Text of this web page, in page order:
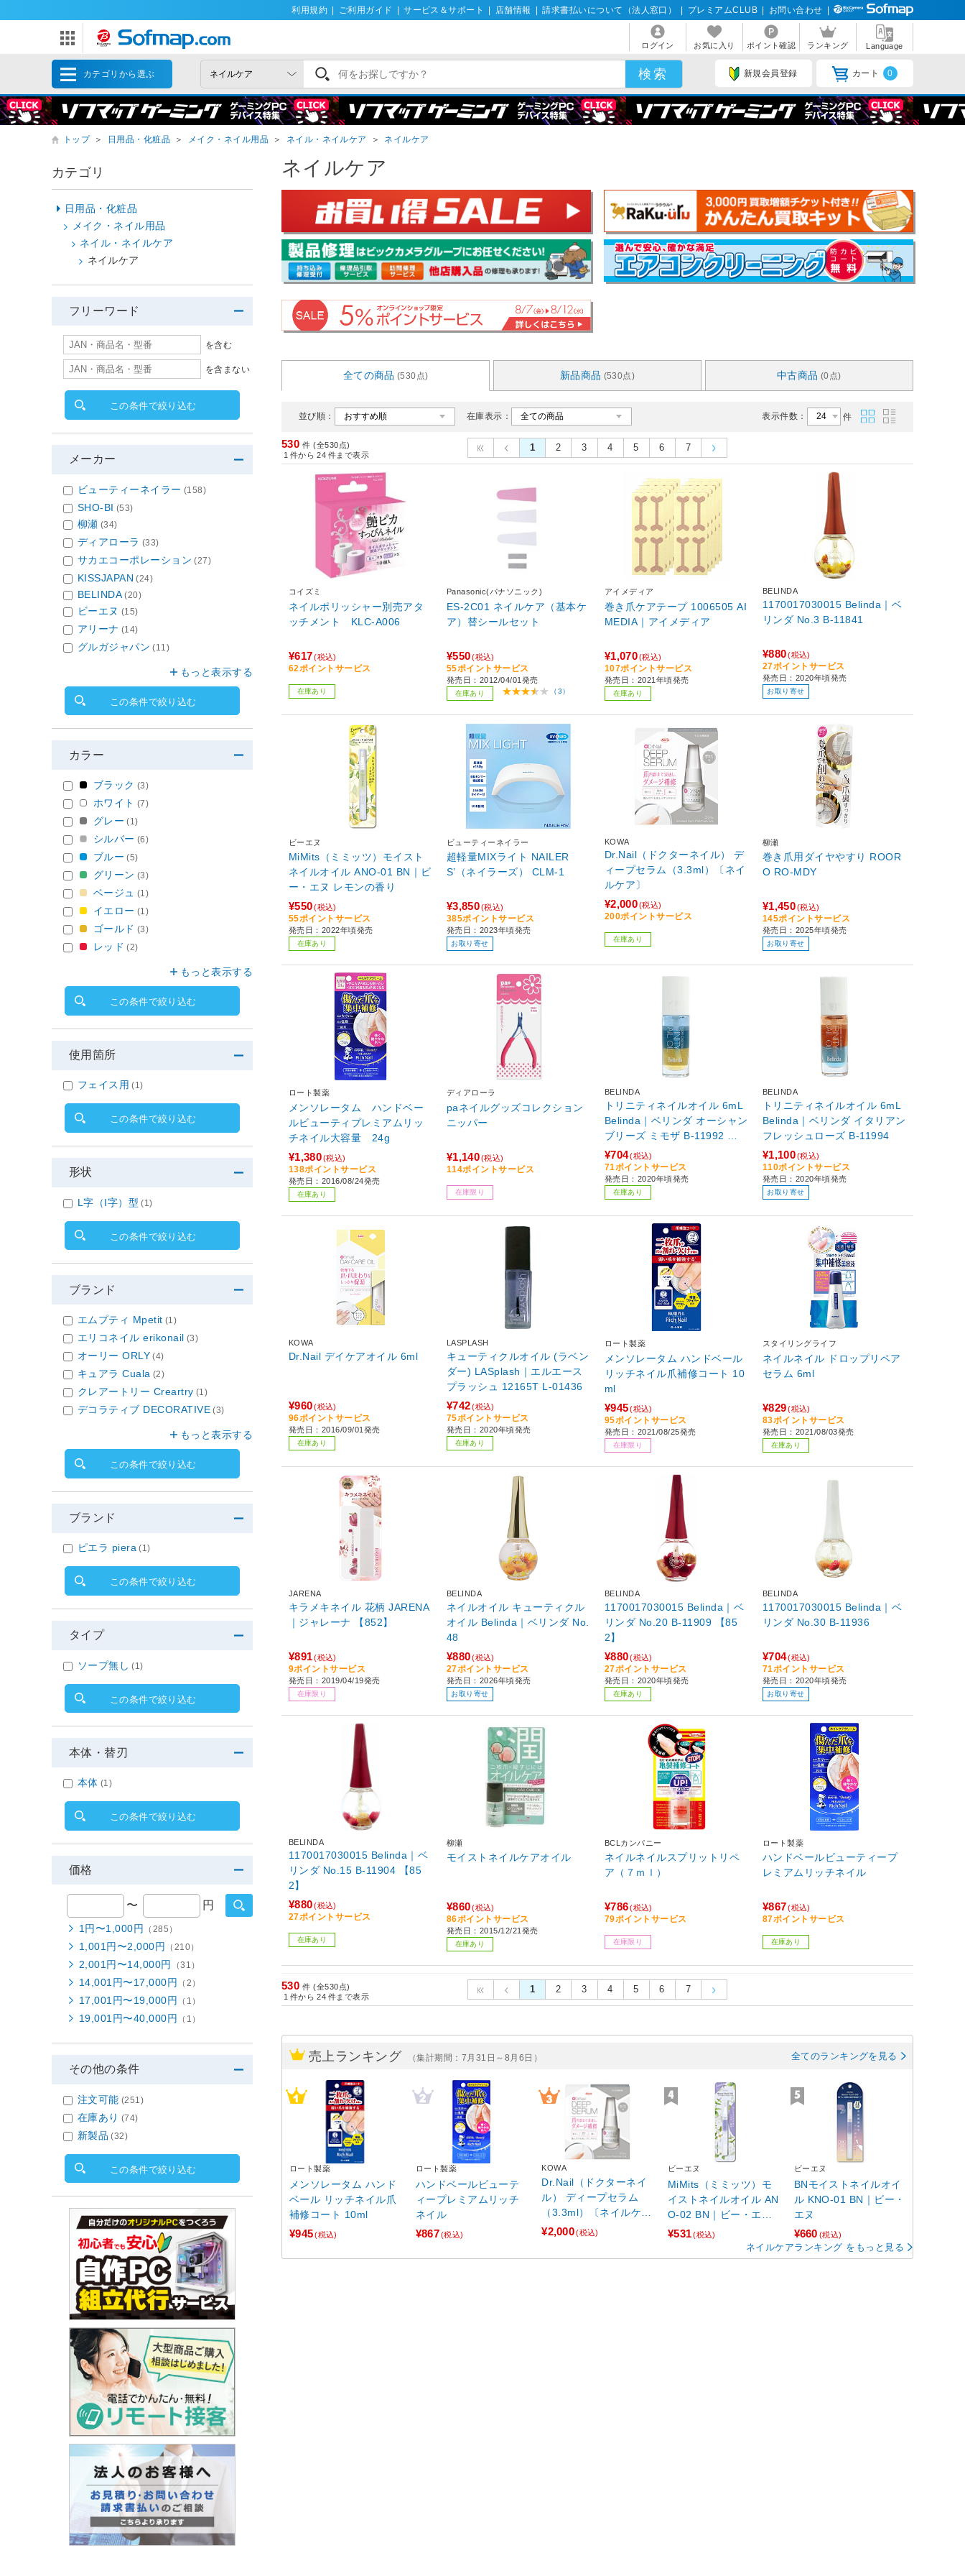
利用規約 ご利用ガイド サービス＆サポート 店舗情報 請求書払いについて（法人窓口） プレミアムCLUB お問い合わせ
ログイン お気に入り ポイント確認 ランキング Language
カテゴリから選ぶ 新規会員登録 カート 0
トップ ＞ 日用品・化粧品 ＞ メイク・ネイル用品 ＞ ネイル・ネイルケア ＞ ネイルケア
ネイルケア
全ての商品 (530点) 新品商品 (530点) 中古商品 (0点)
並び順： 在庫表示： 表示件数： 件
530 件 (全530点)
1 件から 24 件まで表示
1 2 3 4 5 6 7
コイズミ
ネイルポリッシャー別売アタ
ッチメント KLC-A006
¥617 (税込)
62ポイントサービス
在庫あり
Panasonic(パナソニック)
ES-2C01 ネイルケア（基本ケ
ア）替シールセット
¥550 (税込)
55ポイントサービス
発売日：2012/04/01発売
在庫あり （3）
アイメディア
巻き爪ケアテープ 1006505 AI
MEDIA｜アイメディア
¥1,070(税込)
107ポイントサービス
発売日：2021年頃発売
在庫あり
BELINDA
1170017030015 Belinda｜ベ
リンダ No.3 B-11841
¥880 (税込)
27ポイントサービス
発売日：2020年頃発売
お取り寄せ
ビーエヌ
MiMits（ミミッツ）モイスト
ネイルオイル ANO-01 BN｜ビ
ー・エヌ レモンの香り
¥550 (税込)
55ポイントサービス
発売日：2022年頃発売
在庫あり
ビューティーネイラー
超軽量MIXライト NAILER
S’（ネイラーズ） CLM-1
¥3,850(税込)
385ポイントサービス
発売日：2023年頃発売
お取り寄せ
KOWA
Dr.Nail（ドクターネイル） デ
ィープセラム（3.3ml）〔ネイ
ルケア〕
¥2,000(税込)
200ポイントサービス
在庫あり
柳瀬
巻き爪用ダイヤやすり ROOR
O RO-MDY
¥1,450(税込)
145ポイントサービス
発売日：2025年頃発売
お取り寄せ
ロート製薬
メンソレータム ハンドベー
ルビューティプレミアムリッ
チネイル大容量 24g
¥1,380(税込)
138ポイントサービス
発売日：2016/08/24発売
在庫あり
ディアローラ
paネイルグッズコレクション
ニッパー
¥1,140(税込)
114ポイントサービス
在庫限り
BELINDA
トリニティネイルオイル 6mL
Belinda｜ベリンダ オーシャン
ブリーズ ミモザ B-11992 【8
52】
¥704(税込)
71ポイントサービス
発売日：2020年頃発売
在庫あり
BELINDA
トリニティネイルオイル 6mL
Belinda｜ベリンダ イタリアン
フレッシュローズ B-11994
¥1,100(税込)
110ポイントサービス
発売日：2020年頃発売
お取り寄せ
KOWA
Dr.Nail デイケアオイル 6ml
¥960 (税込)
96ポイントサービス
発売日：2016/09/01発売
在庫あり
LASPLASH
キューティクルオイル (ラベン
ダー) LASplash｜エルエース
プラッシュ 12165T L-01436
¥742 (税込)
75ポイントサービス
発売日：2020年頃発売
在庫あり
ロート製薬
メンソレータム ハンドベール
リッチネイル爪補修コート 10
ml
¥945 (税込)
95ポイントサービス
発売日：2021/08/25発売
在庫限り
スタイリングライフ
ネイルネイル ドロップリペア
セラム 6ml
¥829 (税込)
83ポイントサービス
発売日：2021/08/03発売
在庫あり
JARENA
キラメキネイル 花柄 JARENA
｜ジャレーナ 【852】
¥891 (税込)
9ポイントサービス
発売日：2019/04/19発売
在庫限り
BELINDA
ネイルオイル キューティクル
オイル Belinda｜ベリンダ No.
48
¥880 (税込)
27ポイントサービス
発売日：2026年頃発売
お取り寄せ
BELINDA
1170017030015 Belinda｜ベ
リンダ No.20 B-11909 【85
2】
¥880 (税込)
27ポイントサービス
発売日：2020年頃発売
在庫あり
BELINDA
1170017030015 Belinda｜ベ
リンダ No.30 B-11936
¥704(税込)
71ポイントサービス
発売日：2020年頃発売
お取り寄せ
BELINDA
1170017030015 Belinda｜ベ
リンダ No.15 B-11904 【85
2】
¥880 (税込)
27ポイントサービス
在庫あり
柳瀬
モイストネイルケアオイル
¥860 (税込)
86ポイントサービス
発売日：2015/12/21発売
在庫あり
BCLカンパニー
ネイルネイルスプリットリペ
ア（７ｍｌ）
¥786 (税込)
79ポイントサービス
在庫限り
ロート製薬
ハンドベールビューティープ
レミアムリッチネイル
¥867 (税込)
87ポイントサービス
在庫あり
530 件 (全530点)
1 件から 24 件まで表示
1 2 3 4 5 6 7
売上ランキング （集計期間：7月31日～8月6日） 全てのランキングを見る
ロート製薬
メンソレータム ハンド
ベール リッチネイル爪
補修コート 10ml
¥945 (税込)
ロート製薬
ハンドベールビューテ
ィープレミアムリッチ
ネイル
¥867(税込)
KOWA
Dr.Nail（ドクターネイ
ル） ディープセラム
（3.3ml）〔ネイルケ
ア〕
¥2,000(税込)
ビーエヌ
MiMits（ミミッツ）モ
イストネイルオイル AN
O-02 BN｜ビー・エヌ
ジャスミンの香り
¥531(税込)
ビーエヌ
BNモイストネイルオイ
ル KNO-01 BN｜ビー・
エヌ
¥660 (税込)
ネイルケアランキング をもっと見る
カテゴリ
日用品・化粧品
メイク・ネイル用品
ネイル・ネイルケア
ネイルケア
フリーワード
を含む
を含まない
この条件で絞り込む
メーカー
ビューティーネイラー (158)
SHO-BI (53)
柳瀬 (34)
ディアローラ (33)
サカエコーポレーション (27)
KISSJAPAN (24)
BELINDA (20)
ビーエヌ (15)
アリーナ (14)
グルガジャパン (11)
もっと表示する
この条件で絞り込む
カラー
ブラック (3)
ホワイト (7)
グレー (1)
シルバー (6)
ブルー (5)
グリーン (3)
ベージュ (1)
イエロー (1)
ゴールド (3)
レッド (2)
もっと表示する
この条件で絞り込む
使用箇所
フェイス用 (1)
この条件で絞り込む
形状
L字（I字）型 (1)
この条件で絞り込む
ブランド
エムプティ Mpetit (1)
エリコネイル erikonail (3)
オーリー ORLY (4)
キュアラ Cuala (2)
クレアートリー Creartry (1)
デコラティブ DECORATIVE (3)
もっと表示する
この条件で絞り込む
ブランド
ピエラ piera (1)
この条件で絞り込む
タイプ
ソープ無し (1)
この条件で絞り込む
本体・替刃
本体 (1)
この条件で絞り込む
価格
〜 円
1円〜1,000円 （285）
1,001円〜2,000円 （210）
2,001円〜14,000円 （31）
14,001円〜17,000円 （2）
17,001円〜19,000円 （1）
19,001円〜40,000円 （1）
その他の条件
注文可能 (251)
在庫あり (74)
新製品 (32)
この条件で絞り込む